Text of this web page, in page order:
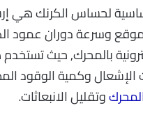
لحساس الكرنك هي
وسرعة دوران عمود
بالمحرك, حيث تستخدم
الإشعال وكمية الوقود
وتقليل الانبعاثات.